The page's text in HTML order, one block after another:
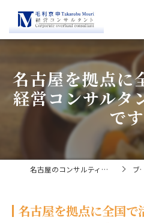
名古屋を拠点に
経営コンサルタ
で
名古屋のコンサルティングなら経営コンサルタント毛利京申 ブログ
名古屋を拠点に全国で